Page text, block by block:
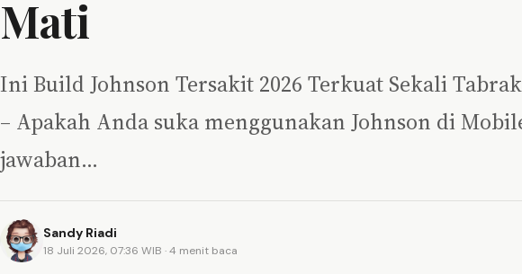
Mati
Ini Build Johnson Tersakit 2026 Terkuat Sekali
– Apakah Anda suka menggunakan Johnson di
jawaban…
Sandy Riadi
18 Juli 2026, 07:36 WIB · 4 menit baca